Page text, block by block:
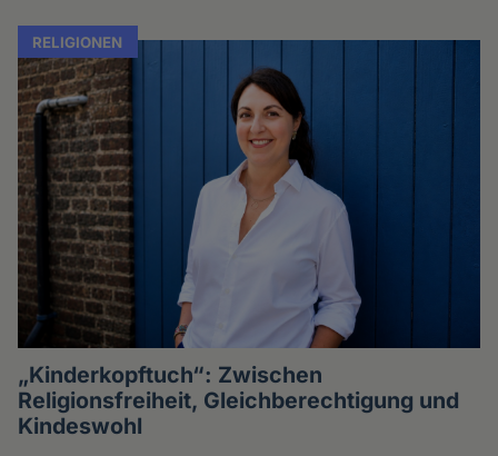
RELIGIONEN
„Kinderkopftuch“: Zwischen
Religionsfreiheit, Gleichberechtigung und
Kindeswohl